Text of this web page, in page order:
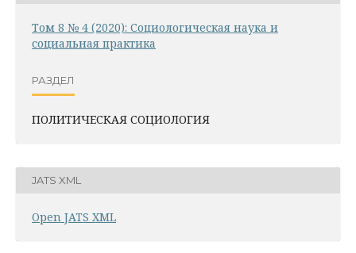
Том 8 № 4 (2020): Социологическая наука и
социальная практика
РАЗДЕЛ
ПОЛИТИЧЕСКАЯ СОЦИОЛОГИЯ
JATS XML
Open JATS XML